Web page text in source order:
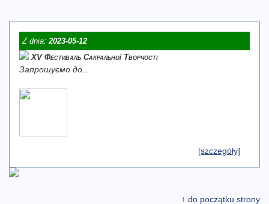
Z dnia:2023-05-12
XV Фестиваль Сакральної Творчості
Запрошуємо до...
[szczegóły]
↑ do początku strony